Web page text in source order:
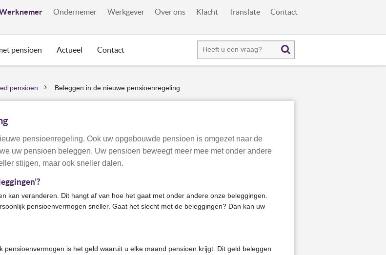
Ondernemer Werkgever Over ons Klacht Translate Contact
pensioen Actueel Contact
pensioen
Beleggen in de nieuwe pensioenregeling
pensioenregeling. Ook uw opgebouwde pensioen is omgezet naar de
uw pensioen beleggen. Uw pensioen beweegt meer mee met onder andere
stijgen, maar ook sneller dalen.
kan veranderen. Dit hangt af van hoe het gaat met onder andere onze beleggingen.
pensioenvermogen sneller. Gaat het slecht met de beleggingen? Dan kan uw
pensioenvermogen is het geld waaruit u elke maand pensioen krijgt. Dit geld beleggen